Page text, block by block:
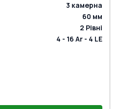
3 камерна
60 мм
2 Рівні
4 - 16 Ar - 4 LE